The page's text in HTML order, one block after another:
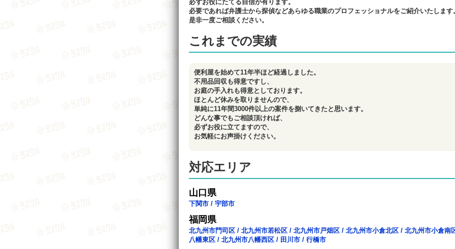
必ずお役にたてる自信が有ります。
必要であれば弁護士から探偵などあらゆる職業のプロフェッショナルをご紹介いたします
是非一度ご相談ください。
これまでの実績
便利屋を始めて11年半ほど経過しました。
不用品回収も得意ですし、
お庭の手入れも得意としております。
ほとんど休みを取りませんので、
単純に11年間3000件以上の案件を捌いてきたと思います。
どんな事でもご相談頂ければ、
必ずお役に立てますので、
お気軽にお声掛けください。
対応エリア
山口県
下関市 / 宇部市
福岡県
北九州市門司区 / 北九州市若松区 / 北九州市戸畑区 / 北九州市小倉北区 / 北九州市小倉南
八幡東区 / 北九州市八幡西区 / 田川市 / 行橋市